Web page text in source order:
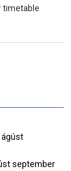
timetable
ágúst
september